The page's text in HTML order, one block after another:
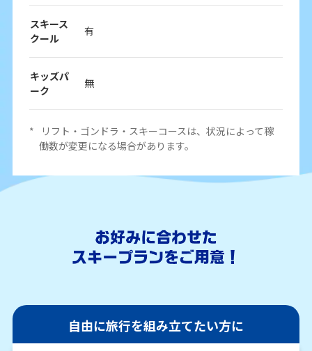
スキース
クール
有
キッズパ
ーク
無
*
リフト・ゴンドラ・スキーコースは、状況によって稼
働数が変更になる場合があります。
自由に旅行を組み立てたい方に